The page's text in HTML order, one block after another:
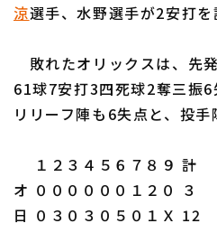
涼選手、水野選手が2安打を
敗れたオリックスは、先
61球7安打3四死球2奪三振6
リリーフ陣も6失点と、投手
１２３４５６７８９ 計
オ ００００００１２０ ３
日 ０３０３０５０１Ｘ 12